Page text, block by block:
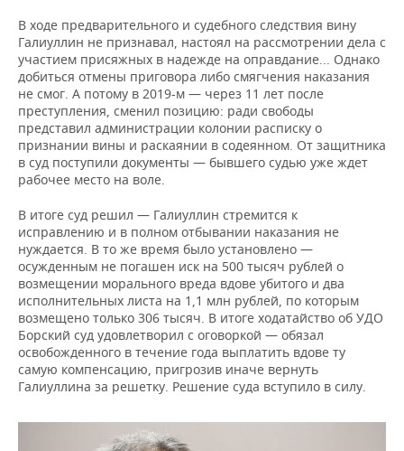
В ходе предварительного и судебного следствия вину
Галиуллин не признавал, настоял на рассмотрении дела с
участием присяжных в надежде на оправдание... Однако
добиться отмены приговора либо смягчения наказания
не смог. А потому в 2019-м — через 11 лет после
преступления, сменил позицию: ради свободы
представил администрации колонии расписку о
признании вины и раскаянии в содеянном. От защитника
в суд поступили документы — бывшего судью уже ждет
рабочее место на воле.
В итоге суд решил — Галиуллин стремится к
исправлению и в полном отбывании наказания не
нуждается. В то же время было установлено —
осужденным не погашен иск на 500 тысяч рублей о
возмещении морального вреда вдове убитого и два
исполнительных листа на 1,1 млн рублей, по которым
возмещено только 306 тысяч. В итоге ходатайство об УДО
Борский суд удовлетворил с оговоркой — обязал
освобожденного в течение года выплатить вдове ту
самую компенсацию, пригрозив иначе вернуть
Галиуллина за решетку. Решение суда вступило в силу.